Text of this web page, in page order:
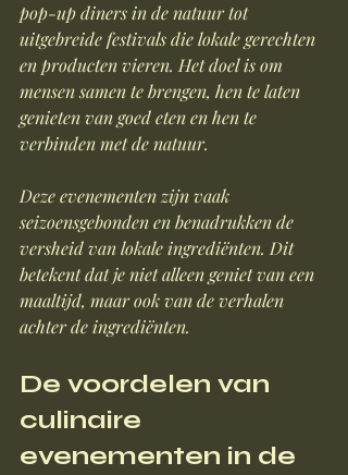
pop-up diners in de natuur tot
uitgebreide festivals die lokale gerechten
en producten vieren. Het doel is om
mensen samen te brengen, hen te laten
genieten van goed eten en hen te
verbinden met de natuur.
Deze evenementen zijn vaak
seizoensgebonden en benadrukken de
versheid van lokale ingrediënten. Dit
betekent dat je niet alleen geniet van een
maaltijd, maar ook van de verhalen
achter de ingrediënten.
De voordelen van
culinaire
evenementen in de